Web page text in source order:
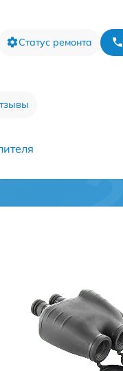
Статус ремонта